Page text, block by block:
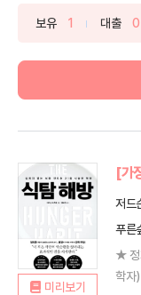
보유 1 대출 0
미리보기
[가
저드
푸른
★ 정
학자